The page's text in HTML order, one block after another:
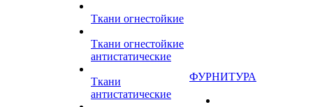
Ткани огнестойкие
Ткани огнестойкие
антистатические
Ткани
антистатические
ФУРНИТУРА